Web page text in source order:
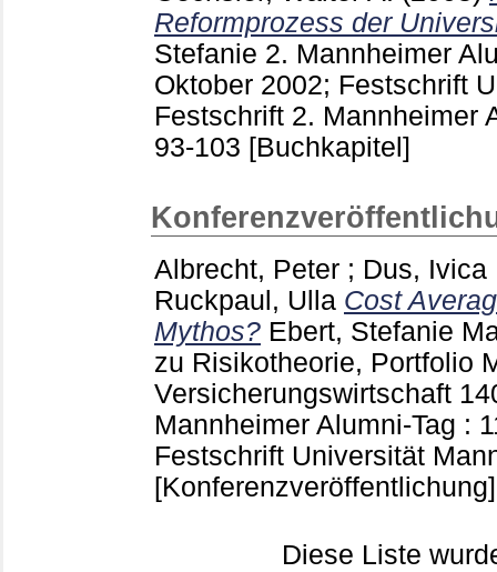
Reformprozess der
Stefanie 2. Mannheimer
Oktober 2002; Festschrift
Festschrift 2. Mannheimer
93-103 [Buchkapitel]
Albrecht, Peter ; Dus, Ivica
Ruckpaul, Ulla Cost
Mythos? Ebert, Stefanie
zu Risikotheorie, Portfolio
Versicherungswirtschaft
Mannheimer Alumni-Tag :
Festschrift Universität
[Konferenzveröffentlichung]
Diese Liste